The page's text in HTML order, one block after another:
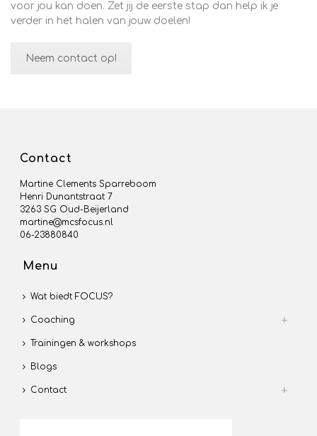
voor jou kan doen. Zet jij de eerste stap dan help ik je
verder in het halen van jouw doelen!
Neem contact op!
Contact
Martine Clements Sparreboom
Henri Dunantstraat 7
3263 SG Oud-Beijerland
martine@mcsfocus.nl
06-23880840
Menu
Wat biedt FOCUS?
Coaching
Trainingen & workshops
Blogs
Contact